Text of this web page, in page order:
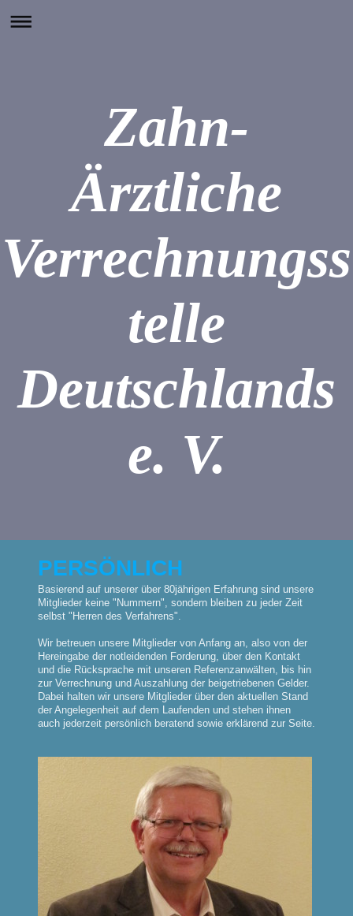
Zahn-
Ärztliche
Verrechnungss
telle
Deutschlands
e. V.
PERSÖNLICH
Basierend auf unserer über 80jährigen Erfahrung sind unsere
Mitglieder keine "Nummern", sondern bleiben zu jeder Zeit
selbst "Herren des Verfahrens".
Wir betreuen unsere Mitglieder von Anfang an, also von der
Hereingabe der notleidenden Forderung, über den Kontakt
und die Rücksprache mit unseren Referenzanwälten, bis hin
zur Verrechnung und Auszahlung der beigetriebenen Gelder.
Dabei halten wir unsere Mitglieder über den aktuellen Stand
der Angelegenheit auf dem Laufenden und stehen ihnen
auch jederzeit persönlich beratend sowie erklärend zur Seite.